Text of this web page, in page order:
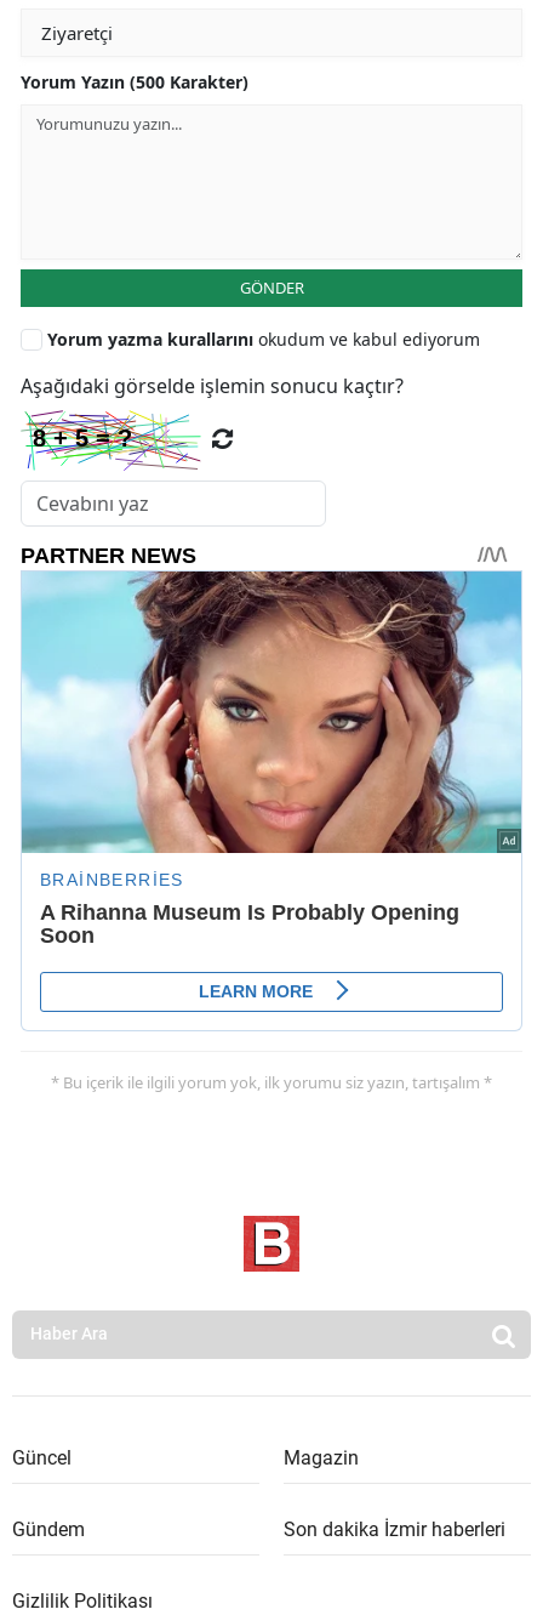
Yorum Yazın (500 Karakter)
GÖNDER
Yorum yazma kurallarını okudum ve kabul ediyorum
Aşağıdaki görselde işlemin sonucu kaçtır?
* Bu içerik ile ilgili yorum yok, ilk yorumu siz yazın, tartışalım *
Güncel Magazin
Gündem Son dakika İzmir haberleri
Gizlilik Politikası